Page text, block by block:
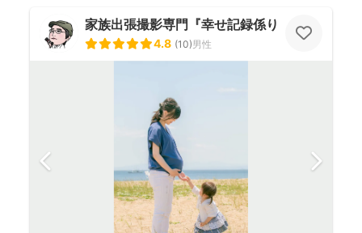
家族出張撮影専門『幸せ記録係り』 HIKO
4.8 (10)男性